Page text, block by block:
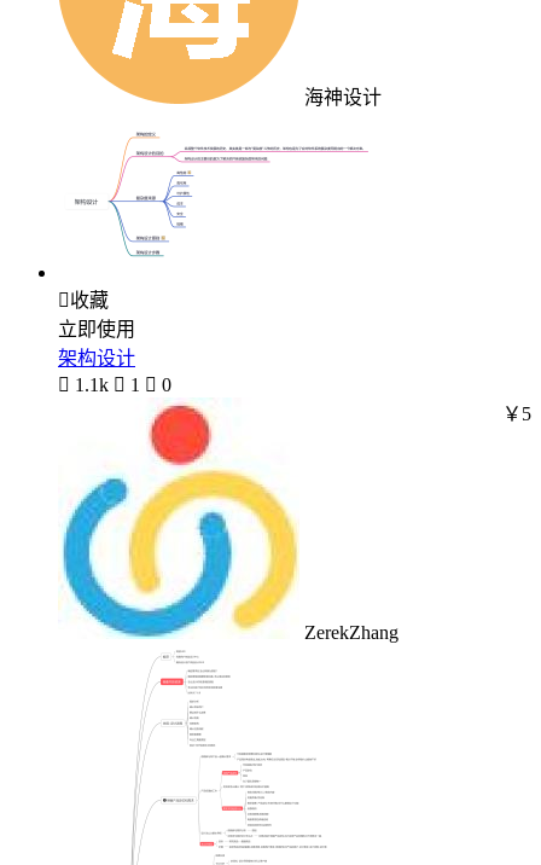
海神设计
收藏
立即使用
架构设计
 1.1k  1  0
ZerekZhang
￥5